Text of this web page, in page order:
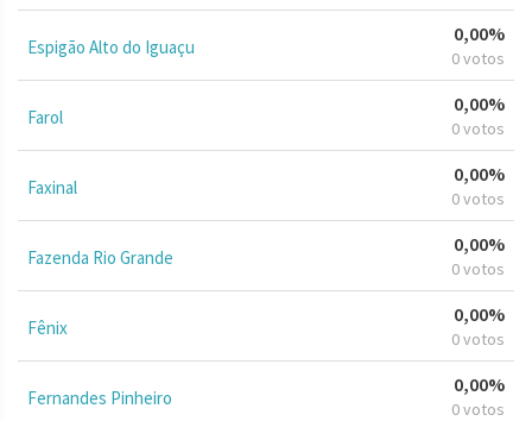
Espigão Alto do Iguaçu
0,00%
0 votos
Farol
0,00%
0 votos
Faxinal
0,00%
0 votos
Fazenda Rio Grande
0,00%
0 votos
Fênix
0,00%
0 votos
Fernandes Pinheiro
0,00%
0 votos